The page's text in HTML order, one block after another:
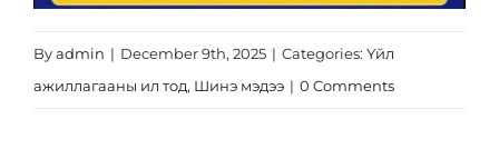
Byadmin | December 9th, 2025 | Categories: Үйл
ажиллагааны ил тод, Шинэ мэдээ | 0 Comments